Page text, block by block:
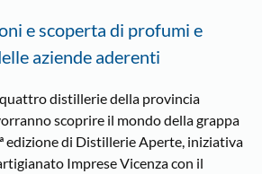
e scoperta di profumi e
aziende aderenti
distillerie della provincia
scoprire il mondo della grappa
edizione di Distillerie Aperte, iniziativa
Imprese Vicenza con il